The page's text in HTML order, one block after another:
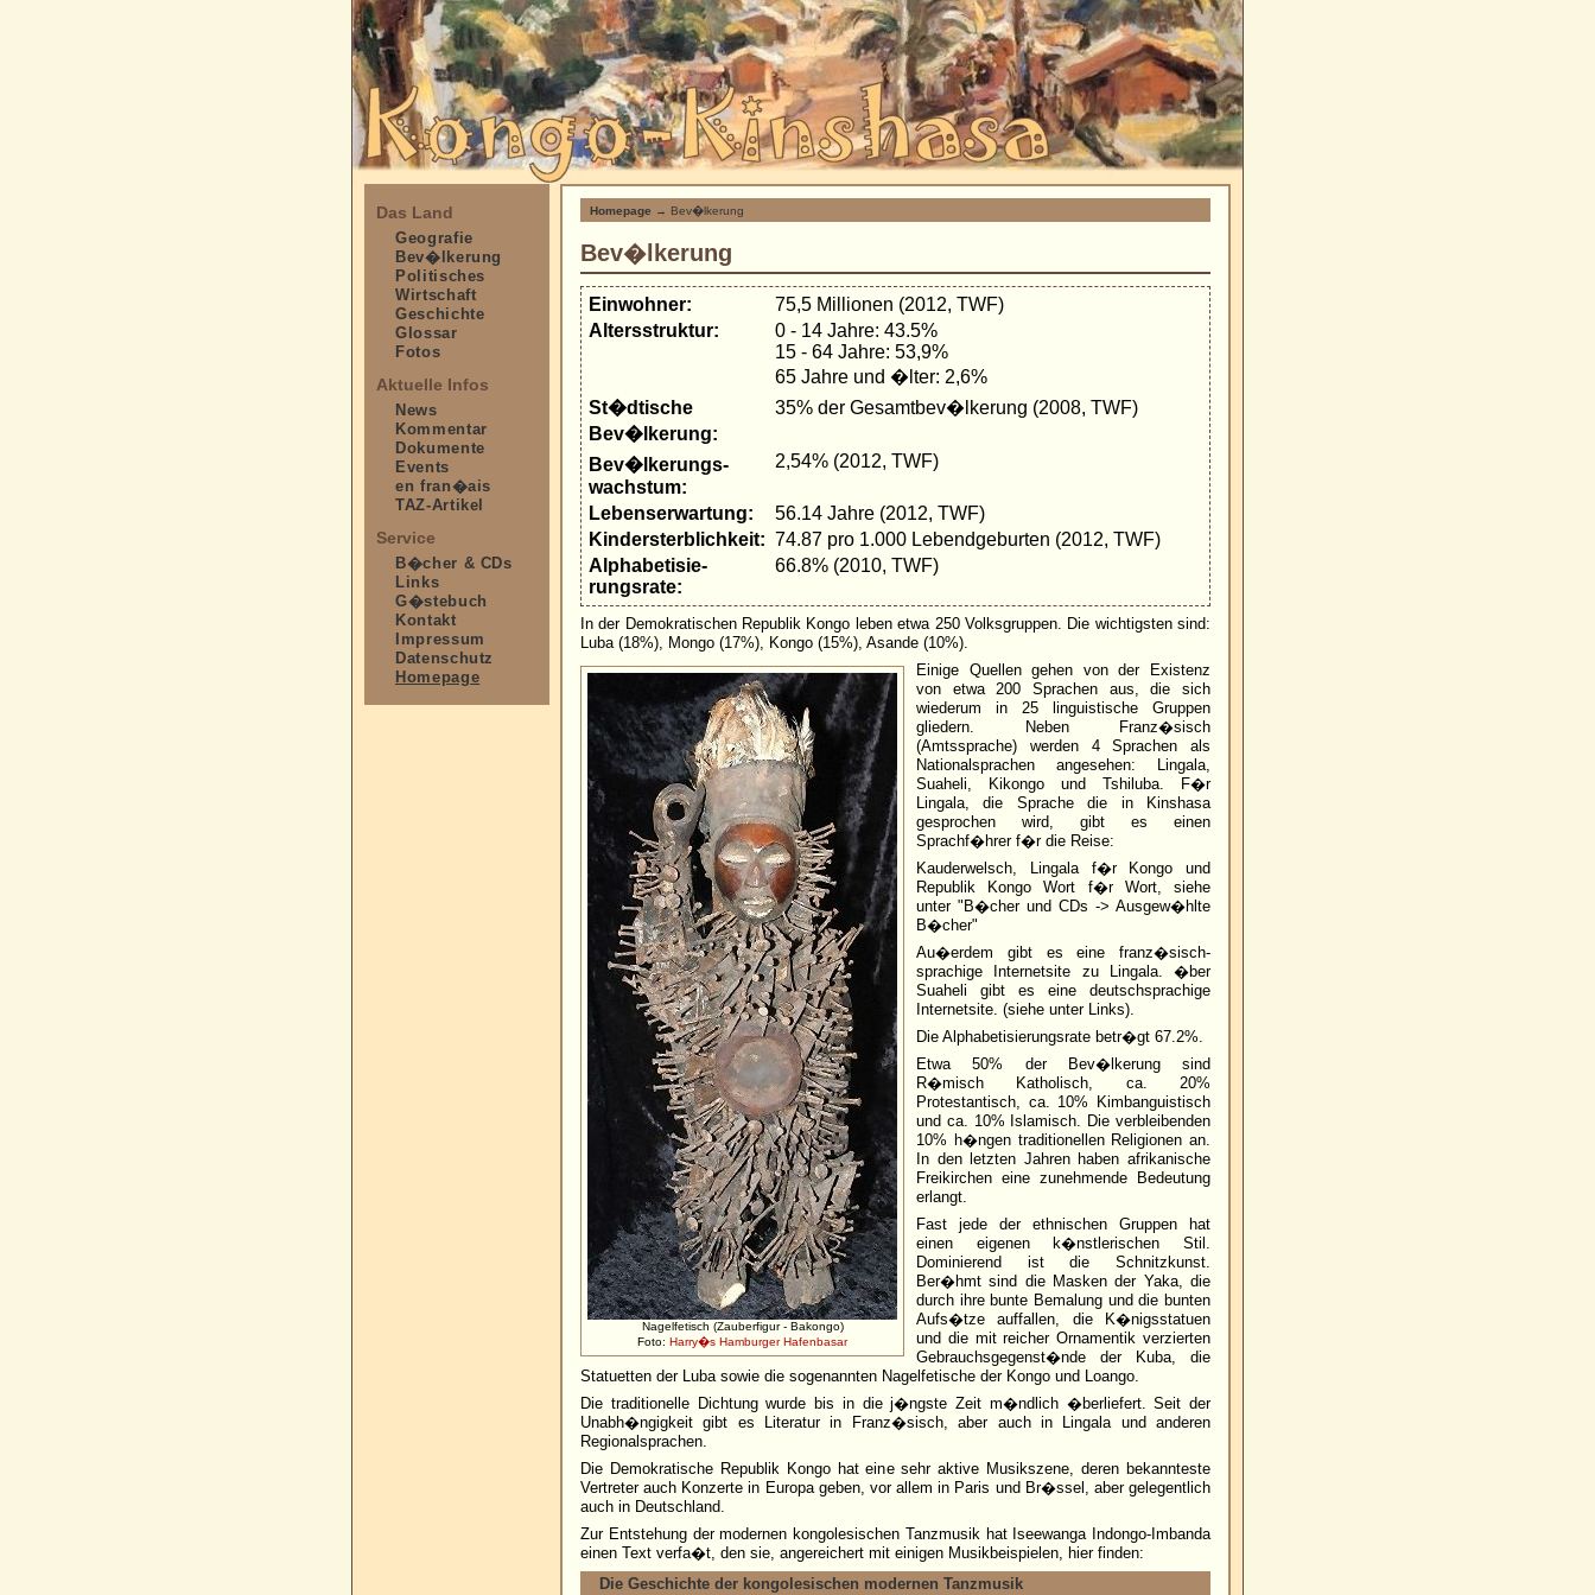
Das Land
Geografie
Bev�lkerung
Politisches
Wirtschaft
Geschichte
Glossar
Fotos
Aktuelle Infos
News
Kommentar
Dokumente
Events
en fran�ais
TAZ-Artikel
Service
B�cher & CDs
Links
G�stebuch
Kontakt
Impressum
Datenschutz
Homepage
Homepage → Bev�lkerung
Bev�lkerung
Einwohner:
75,5 Millionen (2012, TWF)
Altersstruktur:
0 - 14 Jahre: 43.5%
15 - 64 Jahre: 53,9%
65 Jahre und �lter: 2,6%
St�dtische
Bev�lkerung:
35% der Gesamtbev�lkerung (2008, TWF)
Bev�lkerungs-
wachstum:
2,54% (2012, TWF)
Lebenserwartung:
56.14 Jahre (2012, TWF)
Kindersterblichkeit: 74.87 pro 1.000 Lebendgeburten (2012, TWF)
Alphabetisie-
rungsrate:
66.8% (2010, TWF)
In der Demokratischen Republik Kongo leben etwa 250 Volksgruppen. Die wichtigsten sind:
Luba (18%), Mongo (17%), Kongo (15%), Asande (10%).
Nagelfetisch (Zauberfigur - Bakongo)
Foto: Harry�s Hamburger Hafenbasar
Einige Quellen gehen von der Existenz
von etwa 200 Sprachen aus, die sich
wiederum in 25 linguistische Gruppen
gliedern. Neben Franz�sisch
(Amtssprache) werden 4 Sprachen als
Nationalsprachen angesehen: Lingala,
Suaheli, Kikongo und Tshiluba. F�r
Lingala, die Sprache die in Kinshasa
gesprochen wird, gibt es einen
Sprachf�hrer f�r die Reise:
Kauderwelsch, Lingala f�r Kongo und
Republik Kongo Wort f�r Wort, siehe
unter "B�cher und CDs -> Ausgew�hlte
B�cher"
Au�erdem gibt es eine fran­z�­sisch­
sprachige Internetsite zu Lingala. �ber
Suaheli gibt es eine deutschsprachige
Internetsite. (siehe unter Links).
Die Alphabetisierungsrate betr�gt 67.2%.
Etwa 50% der Bev�lkerung sind
R�misch Katholisch, ca. 20%
Protestantisch, ca. 10% Kimbanguistisch
und ca. 10% Islamisch. Die verbleibenden
10% h�ngen traditionellen Religionen an.
In den letzten Jahren haben afrikanische
Freikirchen eine zunehmende Bedeutung
erlangt.
Fast jede der ethnischen Gruppen hat
einen eigenen k�nstlerischen Stil.
Dominierend ist die Schnitzkunst.
Ber�hmt sind die Masken der Yaka, die
durch ihre bunte Bemalung und die bunten
Aufs�tze auffallen, die K�nigsstatuen
und die mit reicher Ornamentik verzierten
Gebrauchsgegenst�nde der Kuba, die
Statuetten der Luba sowie die sogenannten Nagelfetische der Kongo und Loango.
Die traditionelle Dichtung wurde bis in die j�ngste Zeit m�ndlich �berliefert. Seit der
Unabh�ngigkeit gibt es Literatur in Franz�sisch, aber auch in Lingala und anderen
Regionalsprachen.
Die Demokratische Republik Kongo hat eine sehr aktive Musikszene, deren bekannteste
Vertreter auch Konzerte in Europa geben, vor allem in Paris und Br�ssel, aber gelegentlich
auch in Deutschland.
Zur Entstehung der modernen kongolesischen Tanzmusik hat Iseewanga Indongo-Imbanda
einen Text verfa�t, den sie, angereichert mit einigen Musikbeispielen, hier finden:
Die Geschichte der kongolesischen modernen Tanzmusik